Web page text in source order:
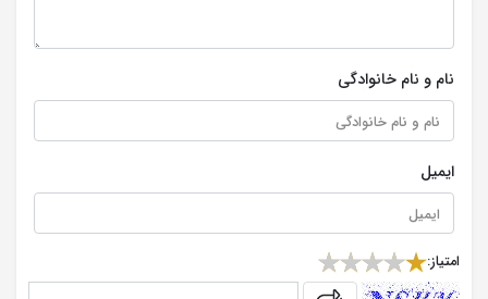
نام و نام خانوادگی
ایمیل
امتیاز: